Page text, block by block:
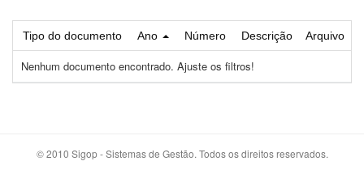
Tipo do documento Ano Número Descrição Arquivo
Nenhum documento encontrado. Ajuste os filtros!
© 2010 Sigop - Sistemas de Gestão. Todos os direitos reservados.